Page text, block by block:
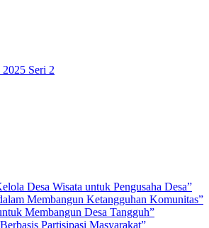
2025 Seri 2
Desa Wisata untuk Pengusaha Desa”
Membangun Ketangguhan Komunitas”
Membangun Desa Tangguh”
Partisipasi Masyarakat”